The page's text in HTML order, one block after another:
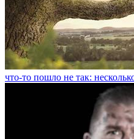
что-то пошло не так: